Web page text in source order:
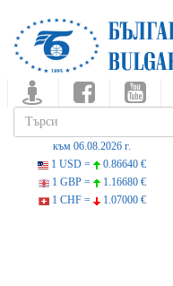
към 06.08.2026 г.
1 USD =
0.86640 €
1 GBP =
1.16680 €
1 CHF =
1.07000 €